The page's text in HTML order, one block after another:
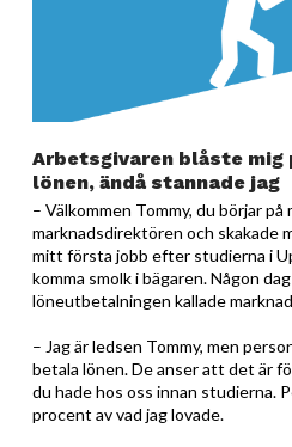
Arbetsgivaren blåste mig
lönen, ändå stannade jag
– Välkommen Tommy, du börjar på
marknadsdirektören och skakade
mitt första jobb efter studierna i
komma smolk i bägaren. Någon
löneutbetalningen kallade
– Jag är ledsen Tommy, men
betala lönen. De anser att det är
du hade hos oss innan studierna.
procent av vad jag lovade.